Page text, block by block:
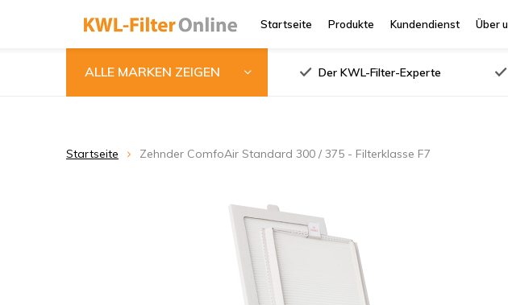
Startseite Produkte Kundendienst Über
ALLE MARKEN ZEIGEN Der KWL-Filter-Experte
Startseite Zehnder ComfoAir Standard 300 / 375 - Filterklasse F7